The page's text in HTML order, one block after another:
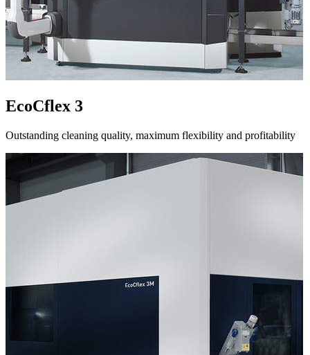
EcoCflex 3
Outstanding cleaning quality, maximum flexibility and profitability